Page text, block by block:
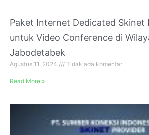
Paket Internet Dedicated Skinet
untuk Video Conference di
Jabodetabek
Agustus 11, 2024 Tidak ada komentar
Read More »